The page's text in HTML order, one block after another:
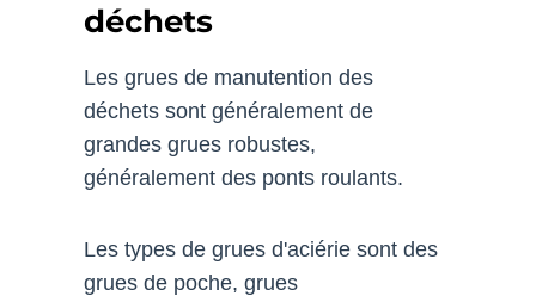
déchets
Les grues de manutention des
déchets sont généralement de
grandes grues robustes,
généralement des ponts roulants.
Les types de grues d'aciérie sont des
grues de poche, grues